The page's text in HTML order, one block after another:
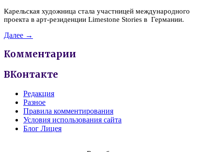
Карельская художница стала участницей международного
проекта в арт-резиденции Limestone Stories в Германии.
Далее →
Комментарии
ВКонтакте
Редакция
Разное
Правила комментирования
Условия использования сайта
Блог Лицея